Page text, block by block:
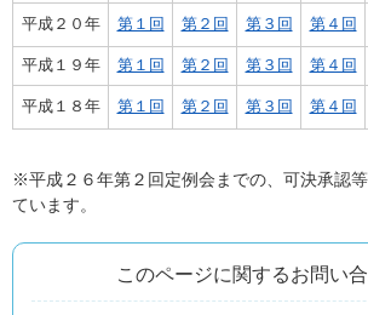
平成２０年 第１回 第２回 第３回 第４回
平成１９年 第１回 第２回 第３回 第４回
平成１８年 第１回 第２回 第３回 第４回
※平成２６年第２回定例会までの、可決承認
ています。
このページに関するお問い